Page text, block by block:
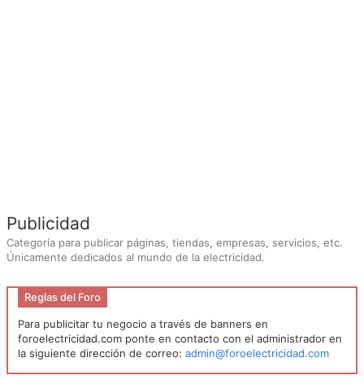
Publicidad
Categoría para publicar páginas, tiendas, empresas, servicios, etc.
Únicamente dedicados al mundo de la electricidad.
Reglas del Foro
Para publicitar tu negocio a través de banners en
foroelectricidad.com ponte en contacto con el administrador en
la siguiente dirección de correo: admin@foroelectricidad.com